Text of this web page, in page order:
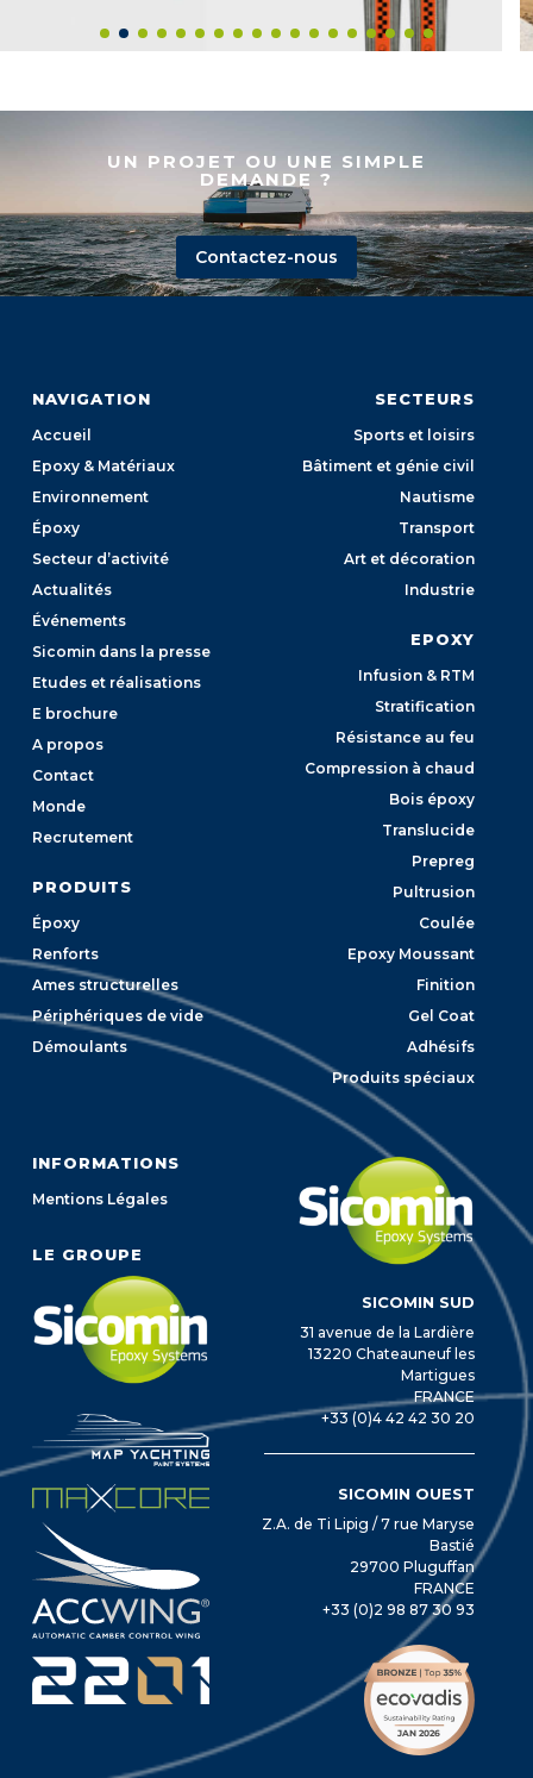
UN PROJET OU UNE SIMPLE
DEMANDE ?
Contactez-nous
NAVIGATION
Accueil
Epoxy & Matériaux
Environnement
Époxy
Secteur d’activité
Actualités
Événements
Sicomin dans la presse
Etudes et réalisations
E brochure
A propos
Contact
Monde
Recrutement
PRODUITS
Époxy
Renforts
Ames structurelles
Périphériques de vide
Démoulants
SECTEURS
Sports et loisirs
Bâtiment et génie civil
Nautisme
Transport
Art et décoration
Industrie
EPOXY
Infusion & RTM
Stratification
Résistance au feu
Compression à chaud
Bois époxy
Translucide
Prepreg
Pultrusion
Coulée
Epoxy Moussant
Finition
Gel Coat
Adhésifs
Produits spéciaux
INFORMATIONS
Mentions Légales
LE GROUPE
SICOMIN SUD
31 avenue de la Lardière
13220 Chateauneuf les
Martigues
FRANCE
+33 (0)4 42 42 30 20
SICOMIN OUEST
Z.A. de Ti Lipig / 7 rue Maryse
Bastié
29700 Pluguffan
FRANCE
+33 (0)2 98 87 30 93